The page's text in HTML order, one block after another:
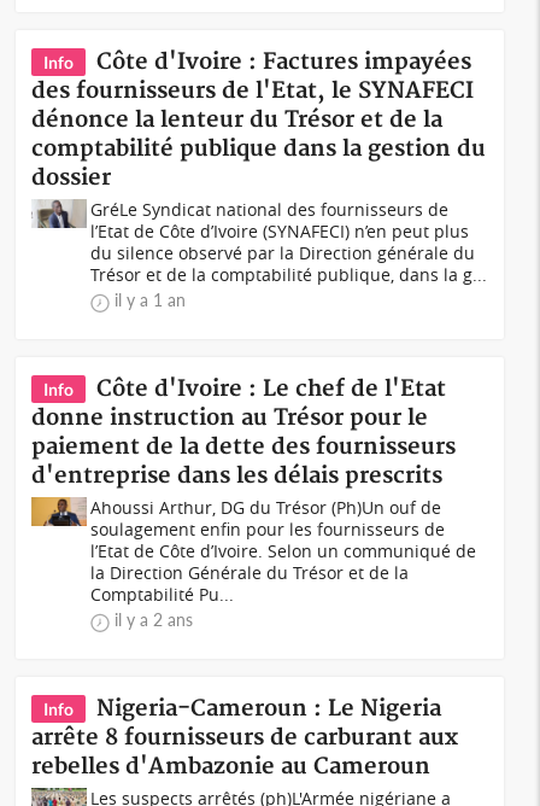
Info
Côte d'Ivoire : Factures impayées
des fournisseurs de l'Etat, le SYNAFECI
dénonce la lenteur du Trésor et de la
comptabilité publique dans la gestion du
dossier
GréLe Syndicat national des fournisseurs de
l’Etat de Côte d’Ivoire (SYNAFECI) n’en peut plus
du silence observé par la Direction générale du
Trésor et de la comptabilité publique, dans la g...
il y a 1 an
Info
Côte d'Ivoire : Le chef de l'Etat
donne instruction au Trésor pour le
paiement de la dette des fournisseurs
d'entreprise dans les délais prescrits
Ahoussi Arthur, DG du Trésor (Ph)Un ouf de
soulagement enfin pour les fournisseurs de
l’Etat de Côte d’Ivoire. Selon un communiqué de
la Direction Générale du Trésor et de la
Comptabilité Pu...
il y a 2 ans
Info
Nigeria-Cameroun : Le Nigeria
arrête 8 fournisseurs de carburant aux
rebelles d'Ambazonie au Cameroun
Les suspects arrêtés (ph)L'Armée nigériane a